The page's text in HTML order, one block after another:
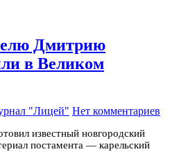
Дмитрию
в Великом
"Лицей" Нет комментариев
известный новгородский
постамента — карельский